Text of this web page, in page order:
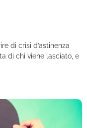
di crisi d’astinenza
di chi viene lasciato, e